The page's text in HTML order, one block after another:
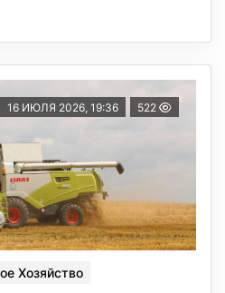
16 ИЮЛЯ 2026, 19:36 522
Хозяйство